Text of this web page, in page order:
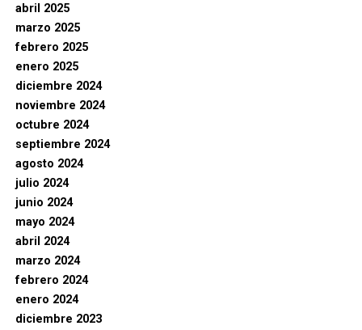
abril 2025
marzo 2025
febrero 2025
enero 2025
diciembre 2024
noviembre 2024
octubre 2024
septiembre 2024
agosto 2024
julio 2024
junio 2024
mayo 2024
abril 2024
marzo 2024
febrero 2024
enero 2024
diciembre 2023